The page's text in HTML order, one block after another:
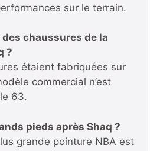
sur le terrain.
chaussures de la
?
étaient fabriquées sur
commercial n’est
63.
pieds après Shaq ?
grande pointure NBA est